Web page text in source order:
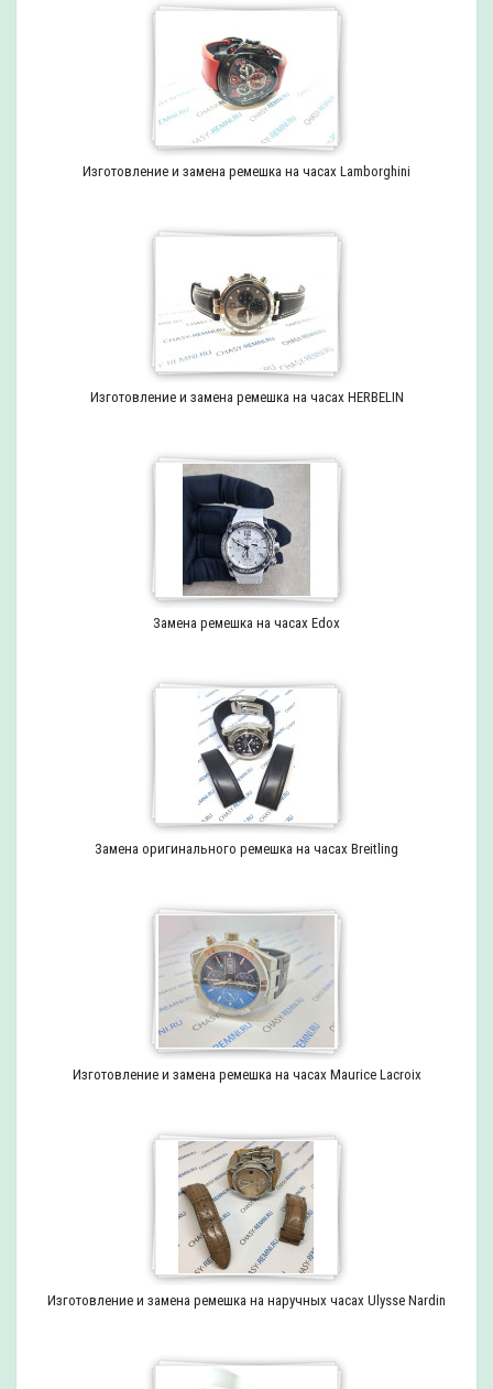
Изготовление и замена ремешка на часах Lamborghini
Изготовление и замена ремешка на часах HERBELIN
Замена ремешка на часах Edox
Замена оригинального ремешка на часах Breitling
Изготовление и замена ремешка на часах Maurice Lacroix
Изготовление и замена ремешка на наручных часах Ulysse Nardin